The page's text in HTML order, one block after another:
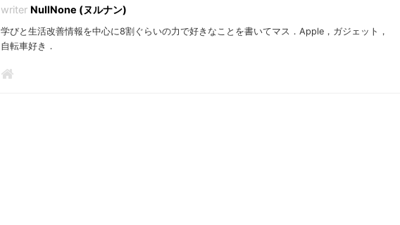
NullNone (ヌルナン)
学びと生活改善情報を中心に8割ぐらいの力で好きなことを書いてマス．Apple，ガジェット，
自転車好き．